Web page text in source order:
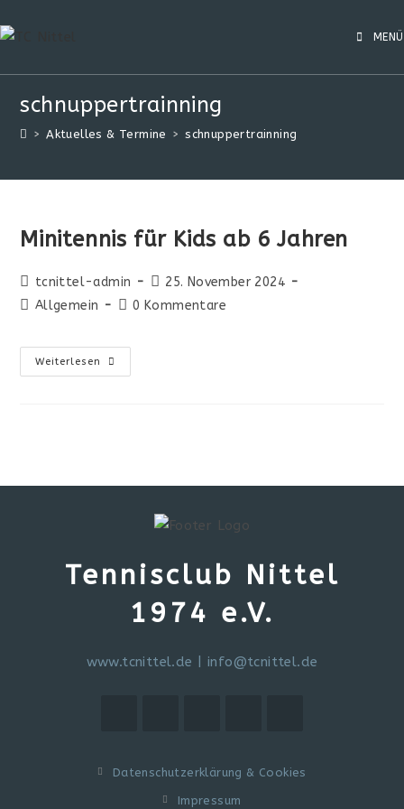
MENÜ
schnuppertrainning
> Aktuelles & Termine > schnuppertrainning
Minitennis für Kids ab 6 Jahren
tcnittel-admin
25. November 2024
Allgemein
0 Kommentare
Weiterlesen
Tennisclub Nittel
1974 e.V.
www.tcnittel.de info@tcnittel.de
Datenschutzerklärung & Cookies
Impressum